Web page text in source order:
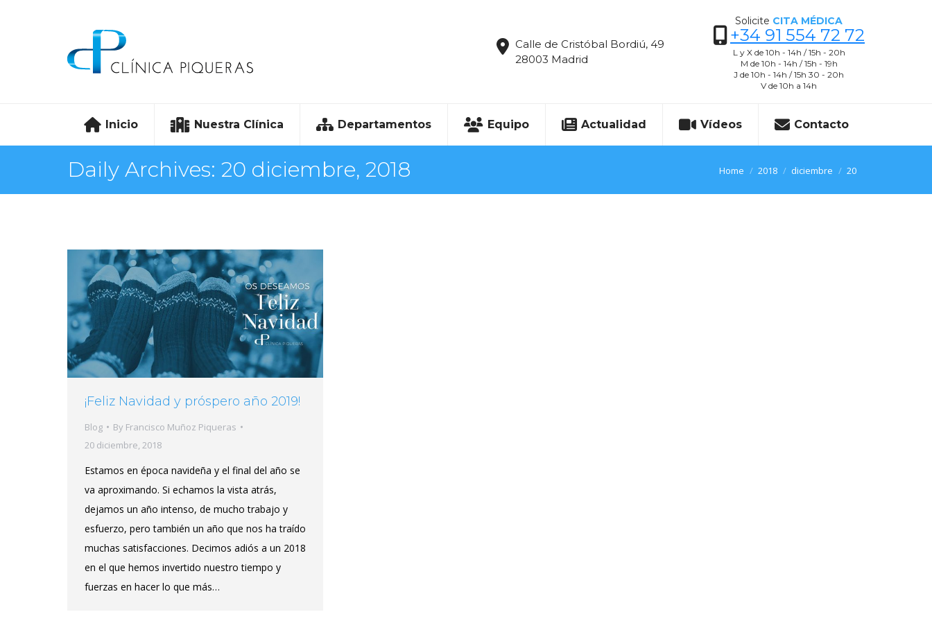
Calle de Cristóbal Bordiú, 49
28003 Madrid
Solicite CITA MÉDICA
+34 91 554 72 72
L y X de 10h - 14h / 15h - 20h
M de 10h - 14h / 15h - 19h
J de 10h - 14h / 15h 30 - 20h
V de 10h a 14h
Inicio Nuestra Clínica Departamentos Equipo Actualidad Vídeos Contacto
Daily Archives: 20 diciembre, 2018 You are here:
Home 2018 diciembre 20
¡Feliz Navidad y próspero año 2019!
Blog By Francisco Muñoz Piqueras
20 diciembre, 2018
Estamos en época navideña y el final del año se
va aproximando. Si echamos la vista atrás,
dejamos un año intenso, de mucho trabajo y
esfuerzo, pero también un año que nos ha traído
muchas satisfacciones. Decimos adiós a un 2018
en el que hemos invertido nuestro tiempo y
fuerzas en hacer lo que más…